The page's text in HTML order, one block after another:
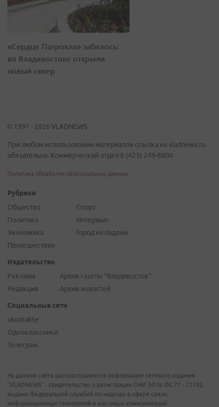
«Сердце Патрокла» забилось:
во Владивостоке открыли
новый сквер
© 1997 - 2026 VLADNEWS
При любом использовании материалов ссылка на vladnews.ru
обязательна. Коммерческий отдел 8 (423) 249-8800
Политика обработки персональных данных
Рубрики
Общество
Политика
Экономика
Происшествия
Спорт
Интервью
Город на ладони
Издательство
Реклама
Редакция
Архив газеты "Владивосток"
Архив новостей
Социальные сети
vkontakte
Одноклассники
Телеграм
На данном сайте распространяется информация сетевого издания
"VLADNEWS" - свидетельство о регистрации СМИ ЭЛ № ФС 77 - 72742,
выдано Федеральной службой по надзору в сфере связи,
информационных технологий и массовых коммуникаций